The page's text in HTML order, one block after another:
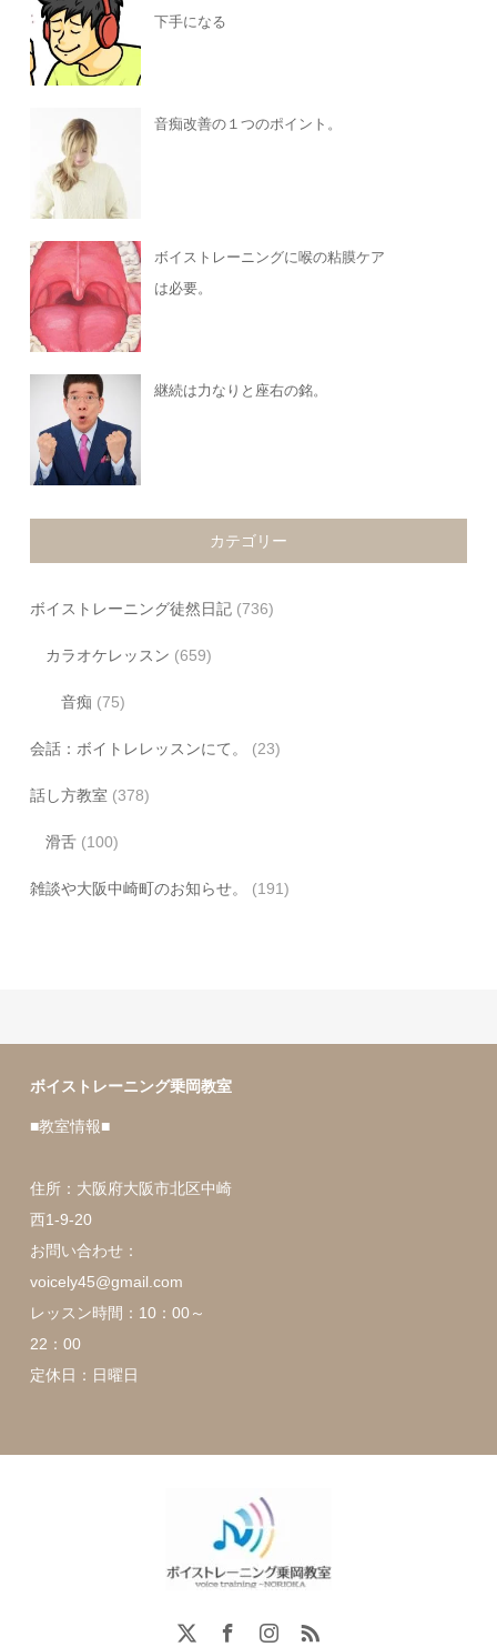
下手になる
音痴改善の１つのポイント。
ボイストレーニングに喉の粘膜ケア
は必要。
継続は力なりと座右の銘。
カテゴリー
ボイストレーニング徒然日記 (736)
カラオケレッスン (659)
音痴 (75)
会話：ボイトレレッスンにて。 (23)
話し方教室 (378)
滑舌 (100)
雑談や大阪中崎町のお知らせ。 (191)
ボイストレーニング乗岡教室
■教室情報■
住所：大阪府大阪市北区中崎
西1-9-20
お問い合わせ：
voicely45@gmail.com
レッスン時間：10：00～
22：00
定休日：日曜日